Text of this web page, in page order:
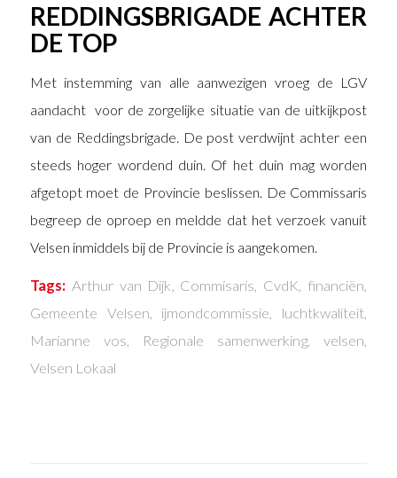
REDDINGSBRIGADE ACHTER
DE TOP
Met instemming van alle aanwezigen vroeg de LGV
aandacht voor de zorgelijke situatie van de uitkijkpost
van de Reddingsbrigade. De post verdwijnt achter een
steeds hoger wordend duin. Of het duin mag worden
afgetopt moet de Provincie beslissen. De Commissaris
begreep de oproep en meldde dat het verzoek vanuit
Velsen inmiddels bij de Provincie is aangekomen.
Tags: Arthur van Dijk, Commisaris, CvdK, financiën,
Gemeente Velsen, ijmondcommissie, luchtkwaliteit,
Marianne vos, Regionale samenwerking,velsen,
Velsen Lokaal